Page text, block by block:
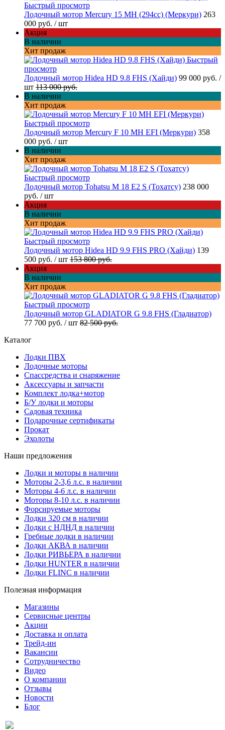
Быстрый просмотр
Лодочный мотор Mercury 15 MH (294cc) (Меркури) 263
000 руб. / шт
Акция
В наличии
Хит продаж
Быстрый
просмотр
Лодочный мотор Hidea HD 9.8 FHS (Хайди) 99 000 руб. /
шт 113 000 руб.
В наличии
Хит продаж
Быстрый просмотр
Лодочный мотор Mercury F 10 MH EFI (Меркури) 358
000 руб. / шт
В наличии
Хит продаж
Быстрый просмотр
Лодочный мотор Tohatsu M 18 E2 S (Тохатсу) 238 000
руб. / шт
Акция
В наличии
Хит продаж
Быстрый просмотр
Лодочный мотор Hidea HD 9.9 FHS PRO (Хайди) 139
500 руб. / шт 153 800 руб.
Акция
В наличии
Хит продаж
Быстрый просмотр
Лодочный мотор GLADIATOR G 9.8 FHS (Гладиатор)
77 700 руб. / шт 82 500 руб.
Каталог
Лодки ПВХ
Лодочные моторы
Спассредства и снаряжение
Аксессуары и запчасти
Комплект лодка+мотор
Б/У лодки и моторы
Садовая техника
Подарочные сертификаты
Прокат
Эхолоты
Наши предложения
Лодки и моторы в наличии
Моторы 2-3,6 л.с. в наличии
Моторы 4-6 л.с. в наличии
Моторы 8-10 л.с. в наличии
Форсируемые моторы
Лодки 320 см в наличии
Лодки с НДНД в наличии
Гребные лодки в наличии
Лодки АКВА в наличии
Лодки РИВЬЕРА в наличии
Лодки HUNTER в наличии
Лодки FLINC в наличии
Полезная информация
Магазины
Сервисные центры
Акции
Доставка и оплата
Трейд-ин
Вакансии
Сотрудничество
Видео
О компании
Отзывы
Новости
Блог